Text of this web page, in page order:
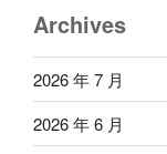
Archives
2026 年 7 月
2026 年 6 月